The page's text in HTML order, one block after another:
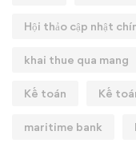
Hội thảo cập nhật
khai thue qua mang
Kế toán Kế
maritime bank